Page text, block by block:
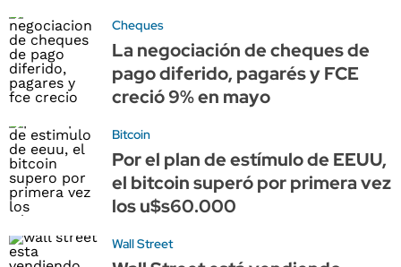
Cheques
La negociación de cheques de
pago diferido, pagarés y FCE
creció 9% en mayo
Bitcoin
Por el plan de estímulo de EEUU,
el bitcoin superó por primera vez
los u$s60.000
Wall Street